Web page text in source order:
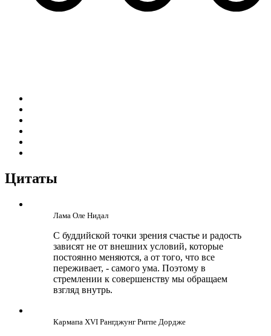
Цитаты
Лама Оле Нидал
С буддийской точки зрения счастье и радость
зависят не от внешних условий, которые
постоянно меняются, а от того, что все
переживает, - самого ума. Поэтому в
стремлении к совершенству мы обращаем
взгляд внутрь.
Кармапа ХVI Рангджунг Ригпе Дордже